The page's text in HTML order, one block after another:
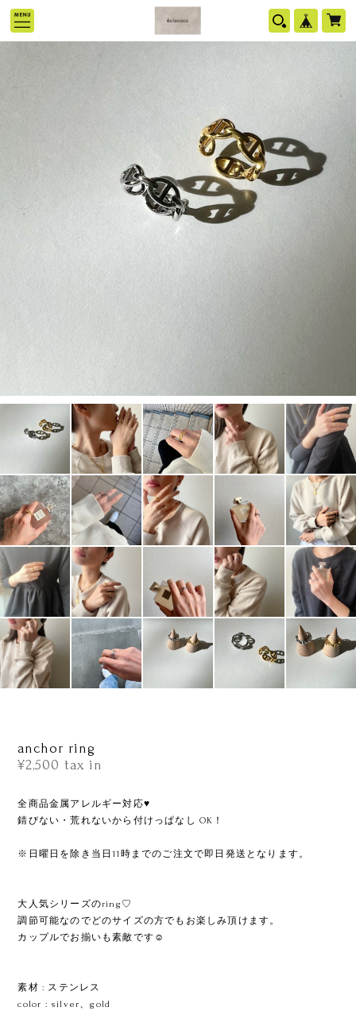
anchor ring
¥2,500 tax in
全商品金属アレルギー対応♥
錆びない・荒れないから付けっぱなし OK！
※日曜日を除き当日11時までのご注文で即日発送となります。
大人気シリーズのring♡
調節可能なのでどのサイズの方でもお楽しみ頂けます。
カップルでお揃いも素敵です☺︎
素材 : ステンレス
color : silver、gold